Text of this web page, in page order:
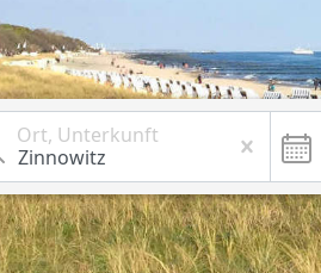
Ort, Unterkunft